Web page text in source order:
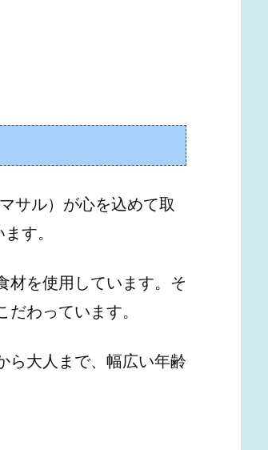
サル）が心を込めて取
す。
材を使用しています。そ
わっています。
ら大人まで、幅広い年齢